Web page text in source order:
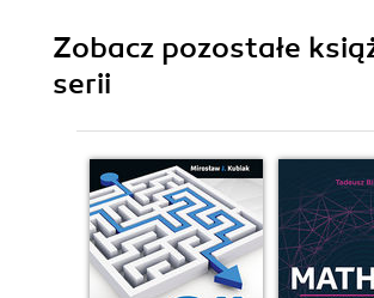
Zobacz pozostałe
serii